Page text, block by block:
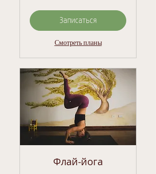
Записаться
Смотреть планы
Флай-йога